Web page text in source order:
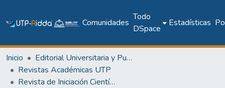
Comunidades
Todo
DSpace
Estadísticas
Inicio
Editorial Universitaria y Publicaciones Seriadas
Revistas Académicas UTP
Revista de Iniciación Científica